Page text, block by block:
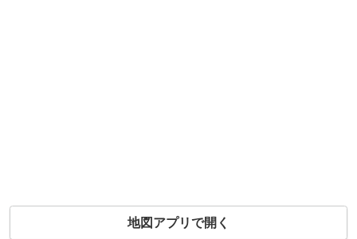
地図アプリで開く